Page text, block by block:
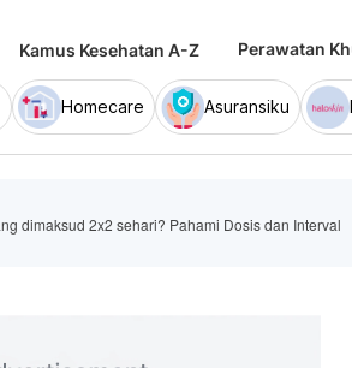
Kamus Kesehatan A-Z Perawatan
Homecare Asuransiku
dimaksud 2x2 sehari? Pahami Dosis dan Interval